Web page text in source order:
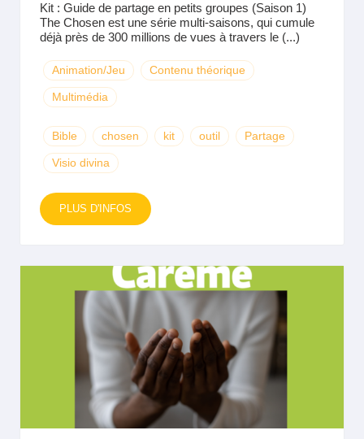
Kit : Guide de partage en petits groupes (Saison 1)
The Chosen est une série multi-saisons, qui cumule
déjà près de 300 millions de vues à travers le (...)
Animation/Jeu Contenu théorique
Multimédia
Bible chosen kit outil Partage
Visio divina
PLUS D'INFOS